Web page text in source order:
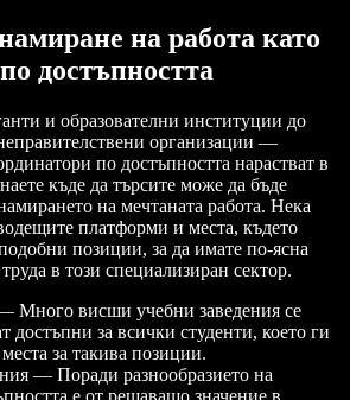
на работа като
достъпността
и образователни институции до
организации —
по достъпността нарастват в
къде да търсите може да бъде
на мечтаната работа. Нека
платформи и места, където
позиции, за да имате по-ясна
в този специализиран сектор.
Много висши учебни заведения се
достъпни за всички студенти, което ги
за такива позиции.
— Поради разнообразието на
е от решаващо значение в